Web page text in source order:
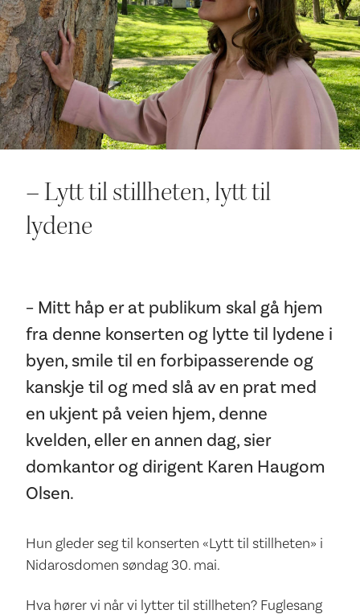
Ditt besøk
– Lytt til stillheten, lytt til
lydene
– Mitt håp er at publikum skal gå hjem
fra denne konserten og lytte til lydene i
byen, smile til en forbipasserende og
kanskje til og med slå av en prat med
en ukjent på veien hjem, denne
kvelden, eller en annen dag, sier
domkantor og dirigent Karen Haugom
Olsen.
Hun gleder seg til konserten «Lytt til stillheten» i
Nidarosdomen søndag 30. mai.
Hva hører vi når vi lytter til stillheten? Fuglesang